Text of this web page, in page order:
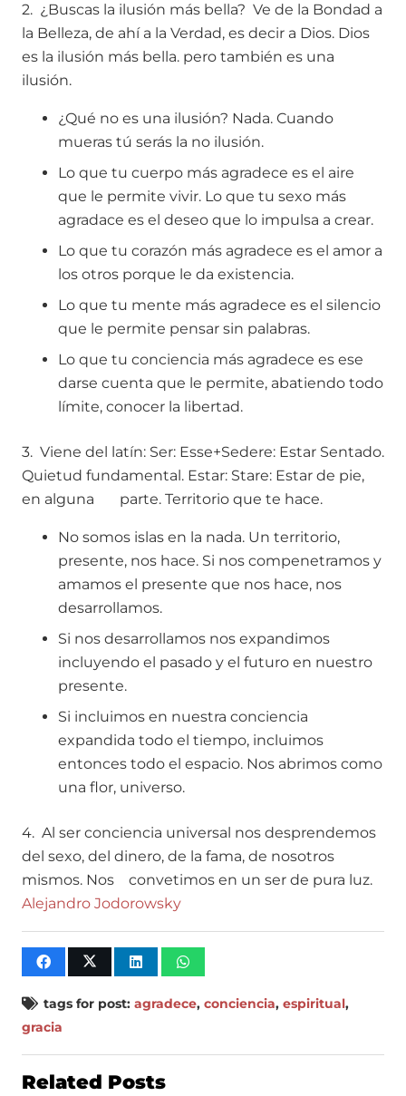
2. ¿Buscas la ilusión más bella? Ve de la Bondad a
la Belleza, de ahí a la Verdad, es decir a Dios. Dios
es la ilusión más bella. pero también es una
ilusión.
¿Qué no es una ilusión? Nada. Cuando
mueras tú serás la no ilusión.
Lo que tu cuerpo más agradece es el aire
que le permite vivir. Lo que tu sexo más
agradace es el deseo que lo impulsa a crear.
Lo que tu corazón más agradece es el amor a
los otros porque le da existencia.
Lo que tu mente más agradece es el silencio
que le permite pensar sin palabras.
Lo que tu conciencia más agradece es ese
darse cuenta que le permite, abatiendo todo
límite, conocer la libertad.
3. Viene del latín: Ser: Esse+Sedere: Estar Sentado.
Quietud fundamental. Estar: Stare: Estar de pie,
en alguna parte. Territorio que te hace.
No somos islas en la nada. Un territorio,
presente, nos hace. Si nos compenetramos y
amamos el presente que nos hace, nos
desarrollamos.
Si nos desarrollamos nos expandimos
incluyendo el pasado y el futuro en nuestro
presente.
Si incluimos en nuestra conciencia
expandida todo el tiempo, incluimos
entonces todo el espacio. Nos abrimos como
una flor, universo.
4. Al ser conciencia universal nos desprendemos
del sexo, del dinero, de la fama, de nosotros
mismos. Nos convetimos en un ser de pura luz.
Alejandro Jodorowsky
tags for post: agradece, conciencia, espiritual,
gracia
Related Posts